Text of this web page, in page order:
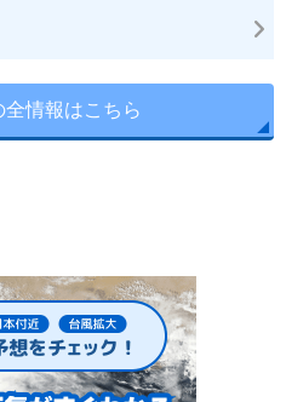
全情報はこちら